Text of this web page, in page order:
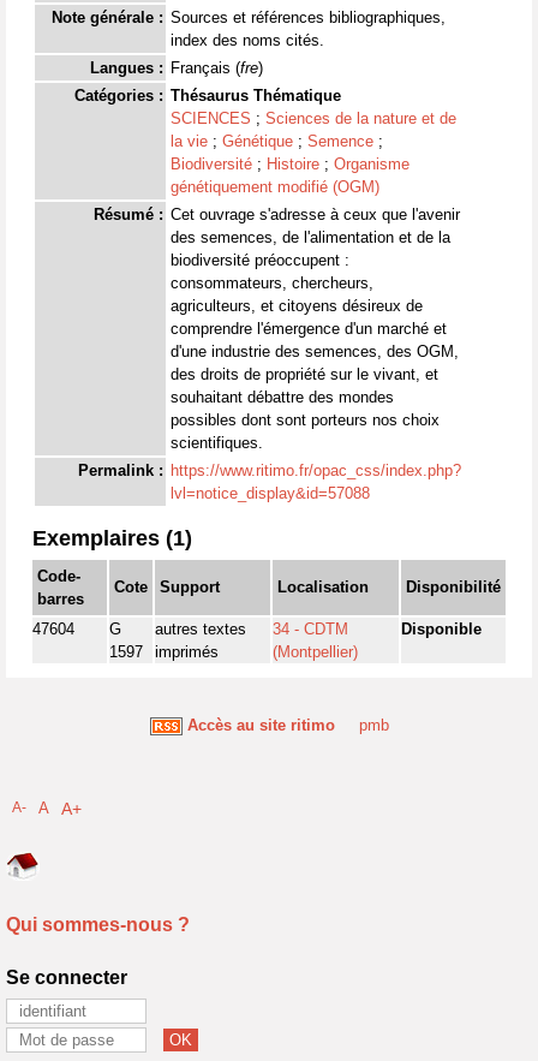
Note générale : Sources et références bibliographiques,
index des noms cités.
Langues : Français (fre)
Catégories : Thésaurus Thématique
SCIENCES ; Sciences de la nature et de
la vie ; Génétique ; Semence ;
Biodiversité ; Histoire ; Organisme
génétiquement modifié (OGM)
Résumé : Cet ouvrage s'adresse à ceux que l'avenir
des semences, de l'alimentation et de la
biodiversité préoccupent :
consommateurs, chercheurs,
agriculteurs, et citoyens désireux de
comprendre l'émergence d'un marché et
d'une industrie des semences, des OGM,
des droits de propriété sur le vivant, et
souhaitant débattre des mondes
possibles dont sont porteurs nos choix
scientifiques.
Permalink : https://www.ritimo.fr/opac_css/index.php?
lvl=notice_display&id=57088
Exemplaires (1)
Code-
barres
Cote Support Localisation Disponibilité
47604
G
1597
autres textes
imprimés
34 - CDTM
(Montpellier)
Disponible
Accès au site ritimo pmb
A- A A+
Qui sommes-nous ?
Se connecter